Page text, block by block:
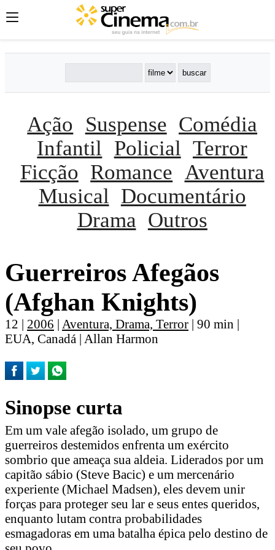
Ação Suspense Comédia
Infantil
Policial Terror
Ficção Romance Aventura
Musical
Documentário
Drama Outros
Guerreiros Afegãos
(Afghan Knights)
12 | 2006 | Aventura, Drama, Terror | 90 min |
EUA, Canadá | Allan Harmon
Sinopse curta
Em um vale afegão isolado, um grupo de
guerreiros destemidos enfrenta um exército
sombrio que ameaça sua aldeia. Liderados por um
capitão sábio (Steve Bacic) e um mercenário
experiente (Michael Madsen), eles devem unir
forças para proteger seu lar e seus entes queridos,
enquanto lutam contra probabilidades
esmagadoras em uma batalha épica pelo destino de